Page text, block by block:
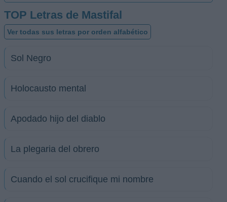
TOP Letras de Mastifal
Ver todas sus letras por orden alfabético
Sol Negro
Holocausto mental
Apodado hijo del diablo
La plegaria del obrero
Cuando el sol crucifique mi nombre